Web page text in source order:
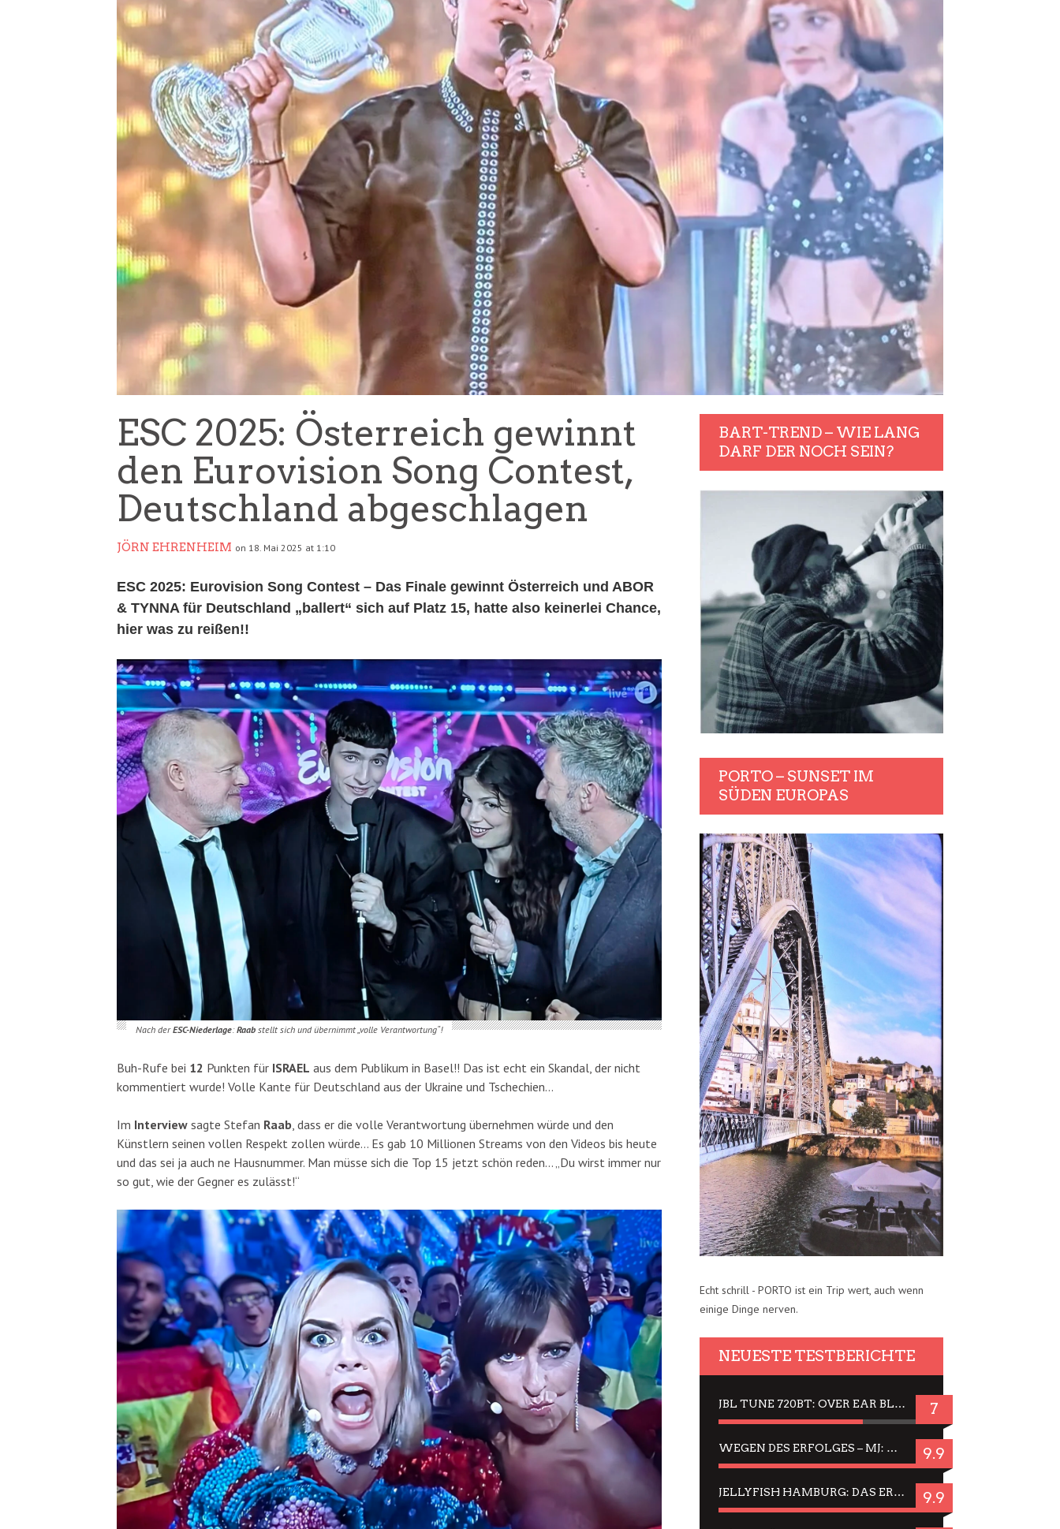
ESC 2025: Österreich gewinnt
den Eurovision Song Contest,
Deutschland abgeschlagen
JÖRN EHRENHEIM on 18. Mai 2025 at 1:10
ESC 2025: Eurovision Song Contest – Das Finale gewinnt Österreich und ABOR
& TYNNA für Deutschland „ballert“ sich auf Platz 15, hatte also keinerlei Chance,
hier was zu reißen!!
Nach derESC-Niederlage:Raabstellt sich und übernimmt „volle Verantwortung“!
Buh-Rufe bei 12 Punkten für ISRAEL aus dem Publikum in Basel!! Das ist echt ein Skandal, der nicht
kommentiert wurde! Volle Kante für Deutschland aus der Ukraine und Tschechien…
Im Interview sagte Stefan Raab , dass er die volle Verantwortung übernehmen würde und den
Künstlern seinen vollen Respekt zollen würde… Es gab 10 Millionen Streams von den Videos bis heute
und das sei ja auch ne Hausnummer. Man müsse sich die Top 15 jetzt schön reden… „Du wirst immer nur
so gut, wie der Gegner es zulässt!“
BART-TREND – WIE LANG
DARF DER NOCH SEIN?
PORTO – SUNSET IM
SÜDEN EUROPAS
Echt schrill - PORTO ist ein Trip wert, auch wenn
einige Dinge nerven.
NEUESTE TESTBERICHTE
JBL TUNE 720BT: OVER EAR BLUETOOTH KOPFHÖRER UM DIE 50,-€ IM DAUER-TEST 7
WEGEN DES ERFOLGES – MJ: MICHAEL JACKSON MUSICAL IN EINER MATINEE SEHEN 9.9
JELLYFISH HAMBURG: DAS ERFOLGREICHE SOMMER-MENÜ 2025 IN GEFÜHLEN UND BILDERN 9.9